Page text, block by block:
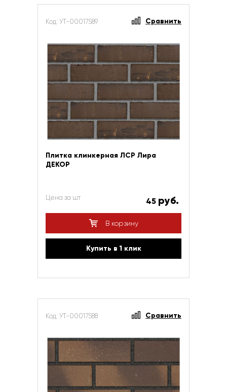
Код: УТ-00017589 Сравнить
Плитка клинкерная ЛСР Лира
ДЕКОР
Цена за шт 45 руб.
В корзину
Купить в 1 клик
Код: УТ-00017588 Сравнить